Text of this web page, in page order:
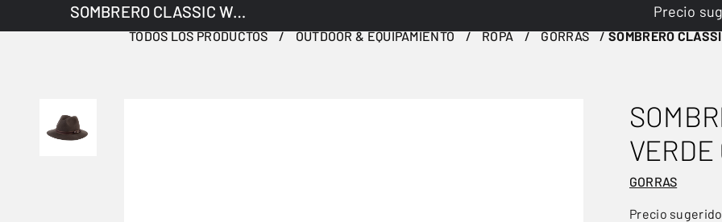
TODOS LOS PRODUCTOS OUTDOOR & EQUIPAMIENTO ROPA GORRAS SOMBRERO
VERDE
GORRAS
Precio
SOMBRERO CLASSIC WOOL VERDE 61 Precio